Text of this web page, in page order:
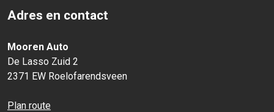
Adres en contact
Mooren Auto
De Lasso Zuid 2
2371 EW Roelofarendsveen
Plan route